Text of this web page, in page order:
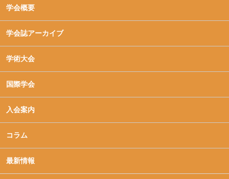
学会概要
学会誌アーカイブ
学術大会
国際学会
入会案内
コラム
最新情報